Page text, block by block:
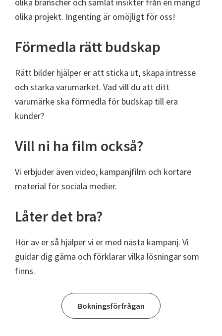
olika projekt. Ingenting är omöjligt för oss!
Förmedla rätt budskap
Rätt bilder hjälper er att sticka ut, skapa intresse
och stärka varumärket. Vad vill du att ditt
varumärke ska förmedla för budskap till era
kunder?
Vill ni ha film också?
Vi erbjuder även video, kampanjfilm och kortare
material för sociala medier.
Låter det bra?
Hör av er så hjälper vi er med nästa kampanj. Vi
guidar dig gärna och förklarar vilka lösningar som
finns.
Bokningsförfrågan